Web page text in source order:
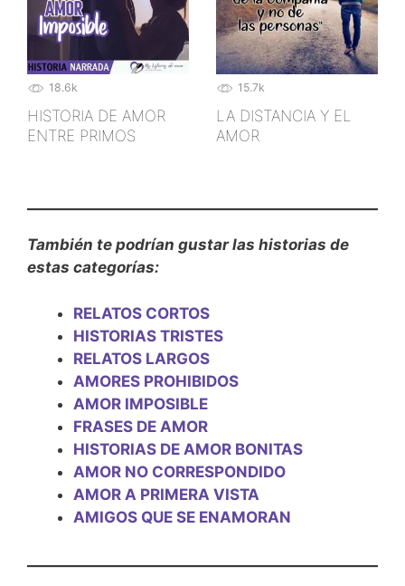
18.6k
HISTORIA DE AMOR
ENTRE PRIMOS
15.7k
LA DISTANCIA Y EL
AMOR
También te podrían gustar las historias de
estas categorías:
RELATOS CORTOS
HISTORIAS TRISTES
RELATOS LARGOS
AMORES PROHIBIDOS
AMOR IMPOSIBLE
FRASES DE AMOR
HISTORIAS DE AMOR BONITAS
AMOR NO CORRESPONDIDO
AMOR A PRIMERA VISTA
AMIGOS QUE SE ENAMORAN